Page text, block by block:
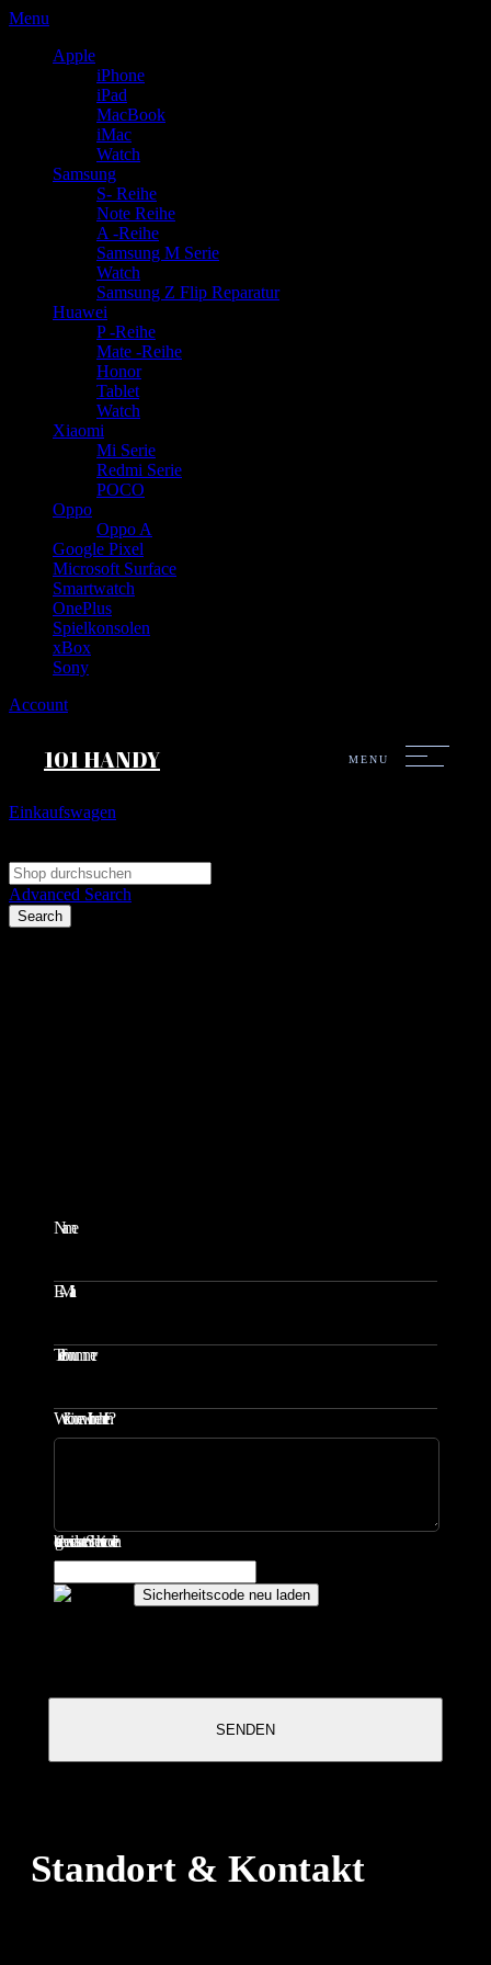
Menu
Apple
iPhone
iPad
MacBook
iMac
Watch
Samsung
S- Reihe
Note Reihe
A -Reihe
Samsung M Serie
Watch
Samsung Z Flip Reparatur
Huawei
P -Reihe
Mate -Reihe
Honor
Tablet
Watch
Xiaomi
Mi Serie
Redmi Serie
POCO
Oppo
Oppo A
Google Pixel
Microsoft Surface
Smartwatch
OnePlus
Spielkonsolen
xBox
Sony
Account
101 HANDY MENU
Einkaufswagen
Advanced Search
Search
Name
E-Mail
Telefonnummer
Wie können wir Ihnen helfen?
bitte geben sie das unten Sicherheitscode ein
Sicherheitscode neu laden
SENDEN
Standort & Kontakt